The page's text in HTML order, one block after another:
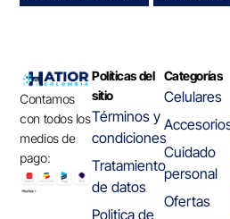
Contamos
con todos los
medios de
pago:
Políticas del
sitio
Términos y
condiciones
Tratamiento
de datos
Politica de
Categorías
Celulares
Cuidado
personal
Ofertas